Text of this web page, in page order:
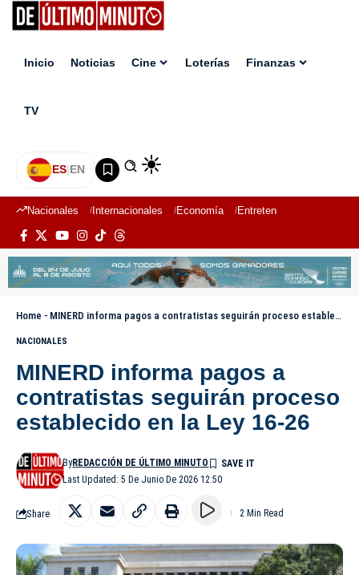
Inicio Noticias Cine Loterías Finanzas
TV
ES|EN
Nacionales Internacionales Economía Entretenimiento
Home - MINERD informa pagos a contratistas seguirán proceso establecido en la Ley 16-26
NACIONALES
MINERD informa pagos a
contratistas seguirán proceso
establecido en la Ley 16-26
Last Updated: 5 De Junio De 2026 12:50
ByREDACCIÓN DE ÚLTIMO MINUTO
Share 2 Min Read